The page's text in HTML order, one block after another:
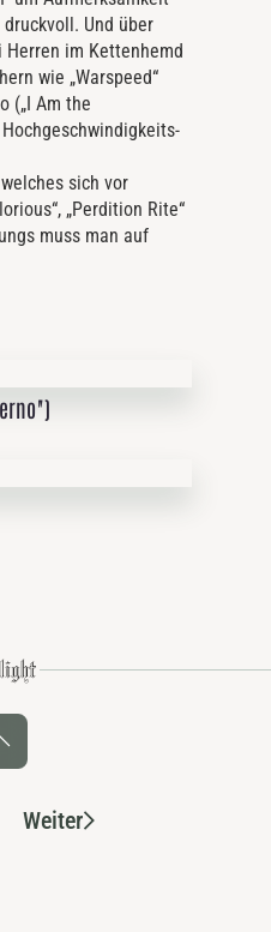
Und über
im Kettenhemd
wie „Warspeed“
(„I Am the
sich vor
„Perdition Rite“
muss man auf
Weiter